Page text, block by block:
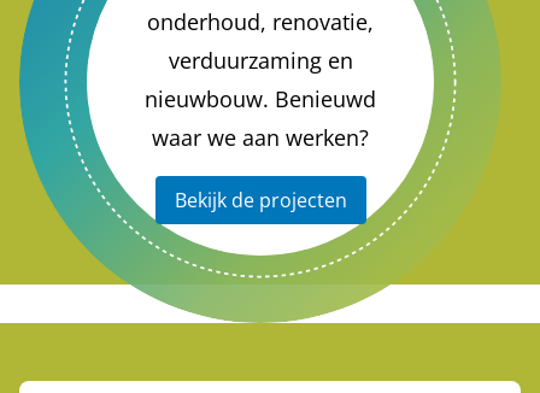
onderhoud, renovatie,
verduurzaming en
nieuwbouw. Benieuwd
waar we aan werken?
Bekijk de projecten